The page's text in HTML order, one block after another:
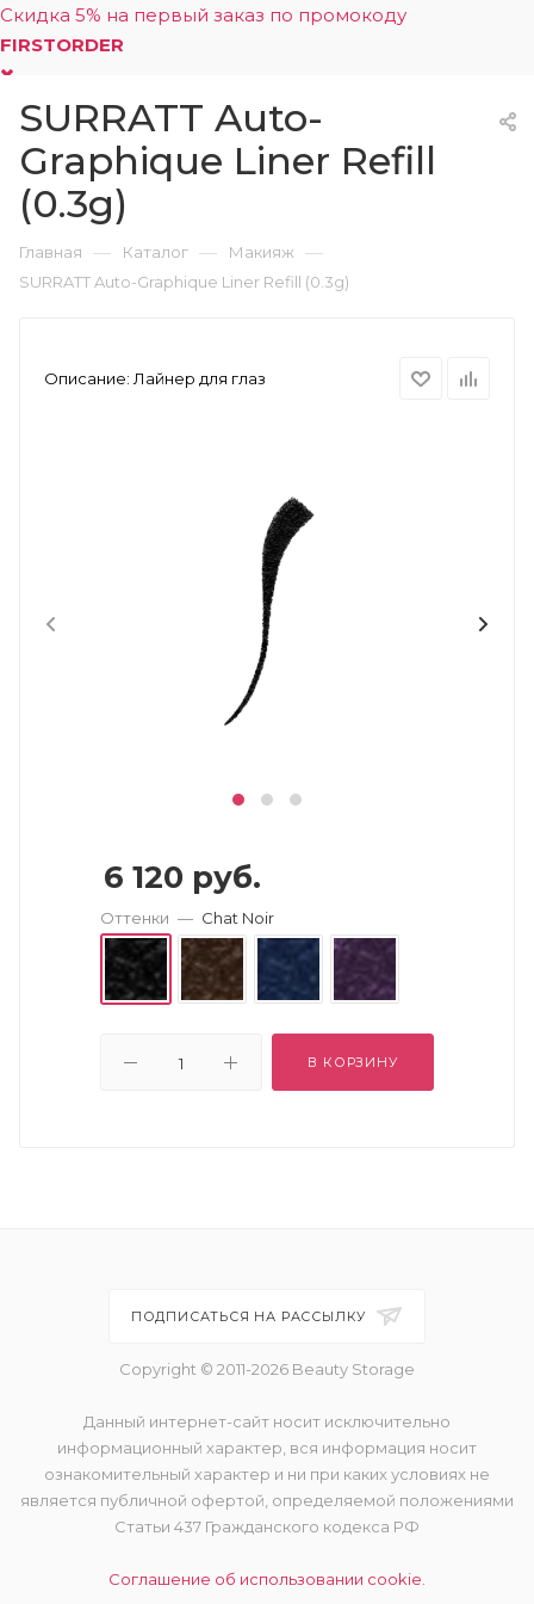
Скидка 5% на первый заказ по промокоду
FIRSTORDER
0
SURRATT Auto-
Graphique Liner Refill
(0.3g)
Главная — Каталог — Макияж —
SURRATT Auto-Graphique Liner Refill (0.3g)
Описание: Лайнер для глаз
6 120 руб.
Оттенки — Chat Noir
В КОРЗИНУ
ПОДПИСАТЬСЯ НА РАССЫЛКУ
Copyright © 2011-2026 Beauty Storage
Данный интернет-сайт носит исключительно
информационный характер, вся информация носит
ознакомительный характер и ни при каких условиях не
является публичной офертой, определяемой положениями
Статьи 437 Гражданского кодекса РФ
Соглашение об использовании cookie.